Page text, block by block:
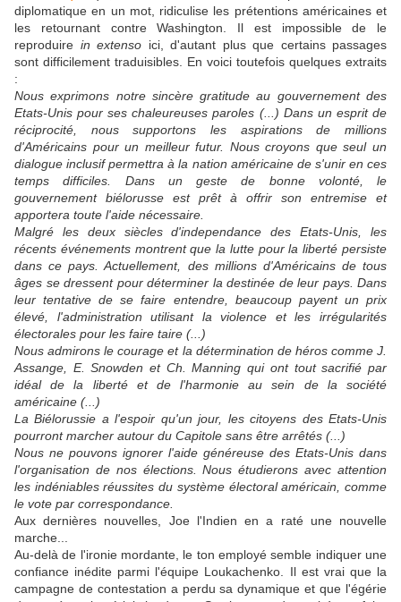
diplomatique en un mot, ridiculise les prétentions américaines et
les retournant contre Washington. Il est impossible de le
reproduire in extenso ici, d'autant plus que certains passages
sont difficilement traduisibles. En voici toutefois quelques extraits
:
Nous exprimons notre sincère gratitude au gouvernement des
Etats-Unis pour ses chaleureuses paroles (...) Dans un esprit de
réciprocité, nous supportons les aspirations de millions
d'Américains pour un meilleur futur. Nous croyons que seul un
dialogue inclusif permettra à la nation américaine de s'unir en ces
temps difficiles. Dans un geste de bonne volonté, le
gouvernement biélorusse est prêt à offrir son entremise et
apportera toute l'aide nécessaire.
Malgré les deux siècles d'independance des Etats-Unis, les
récents événements montrent que la lutte pour la liberté persiste
dans ce pays. Actuellement, des millions d'Américains de tous
âges se dressent pour déterminer la destinée de leur pays. Dans
leur tentative de se faire entendre, beaucoup payent un prix
élevé, l'administration utilisant la violence et les irrégularités
électorales pour les faire taire (...)
Nous admirons le courage et la détermination de héros comme J.
Assange, E. Snowden et Ch. Manning qui ont tout sacrifié par
idéal de la liberté et de l'harmonie au sein de la société
américaine (...)
La Biélorussie a l'espoir qu'un jour, les citoyens des Etats-Unis
pourront marcher autour du Capitole sans être arrêtés (...)
Nous ne pouvons ignorer l'aide généreuse des Etats-Unis dans
l'organisation de nos élections. Nous étudierons avec attention
les indéniables réussites du système électoral américain, comme
le vote par correspondance.
Aux dernières nouvelles, Joe l'Indien en a raté une nouvelle
marche...
Au-delà de l'ironie mordante, le ton employé semble indiquer une
confiance inédite parmi l'équipe Loukachenko. Il est vrai que la
campagne de contestation a perdu sa dynamique et que l'égérie